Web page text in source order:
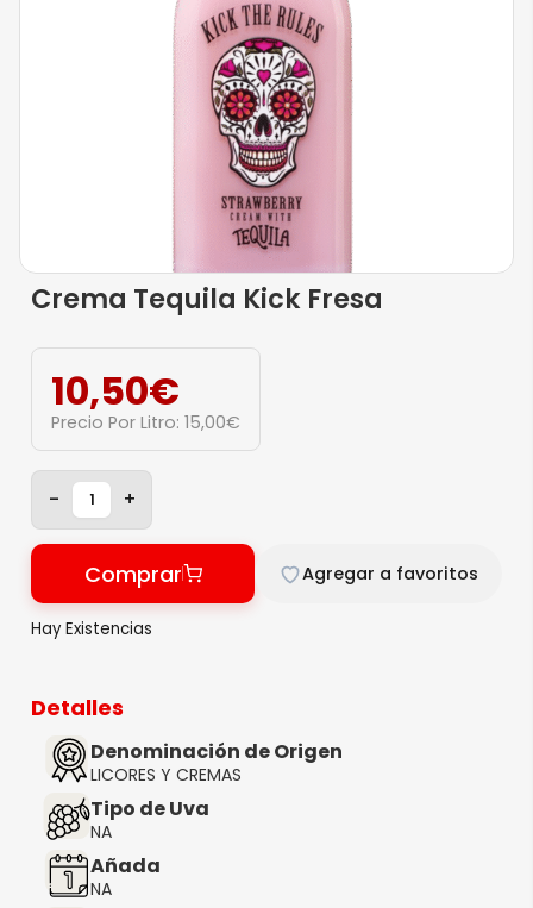
Crema Tequila Kick Fresa
10,50€
Precio Por Litro: 15,00€
- +
Comprar Agregar a favoritos
Hay Existencias
Detalles
Denominación de Origen
LICORES Y CREMAS
Tipo de Uva
NA
Añada
NA